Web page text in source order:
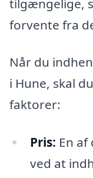
forvente fra
Når du
i Hune, skal
faktorer:
Pris: En
ved at